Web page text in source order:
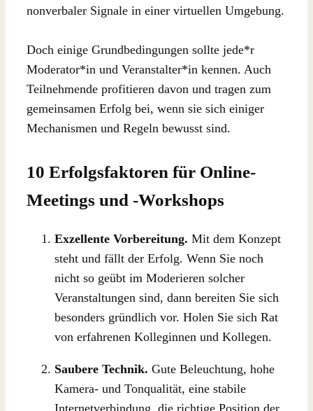
nonverbaler Signale in einer virtuellen Umgebung.
Doch einige Grundbedingungen sollte jede*r
Moderator*in und Veranstalter*in kennen. Auch
Teilnehmende profitieren davon und tragen zum
gemeinsamen Erfolg bei, wenn sie sich einiger
Mechanismen und Regeln bewusst sind.
10 Erfolgsfaktoren für Online-
Meetings und -Workshops
Exzellente Vorbereitung. Mit dem Konzept
steht und fällt der Erfolg. Wenn Sie noch
nicht so geübt im Moderieren solcher
Veranstaltungen sind, dann bereiten Sie sich
besonders gründlich vor. Holen Sie sich Rat
von erfahrenen Kolleginnen und Kollegen.
Saubere Technik. Gute Beleuchtung, hohe
Kamera- und Tonqualität, eine stabile
Internetverbindung, die richtige Position der